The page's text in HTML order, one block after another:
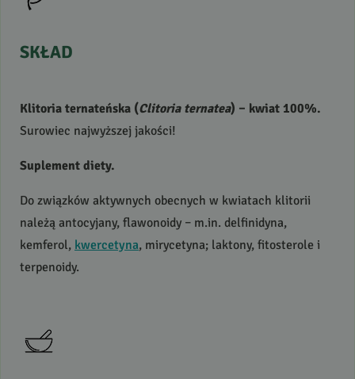
SKŁAD
Klitoria ternateńska (Clitoria ternatea) – kwiat 100%.
Surowiec najwyższej jakości!
Suplement diety.
Do związków aktywnych obecnych w kwiatach klitorii
należą antocyjany, flawonoidy – m.in. delfinidyna,
kemferol, kwercetyna, mirycetyna; laktony, fitosterole i
terpenoidy.